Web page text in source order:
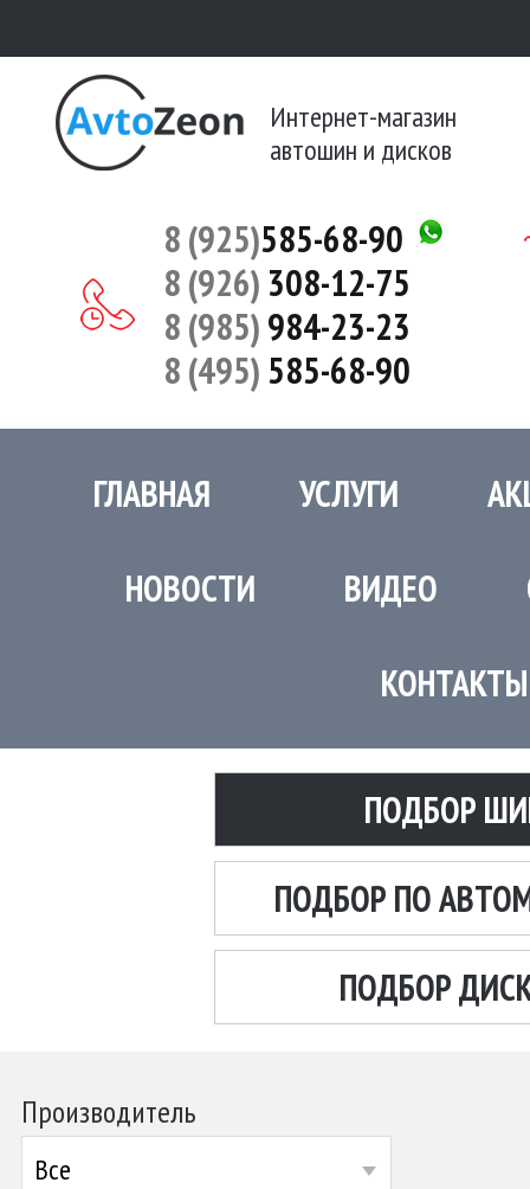
Интернет-магазин
автошин и дисков
8 (925)585-68-90
8 (926) 308-12-75
8 (985)984-23-23
8 (495)585-68-90
ГЛАВНАЯ УСЛУГИ
НОВОСТИ ВИДЕО
КОНТАКТЫ
ПОДБОР
ПОДБОР ПО
ПОДБОР
Производитель
Все